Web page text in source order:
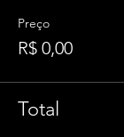
Preço
R$ 0,00
Total